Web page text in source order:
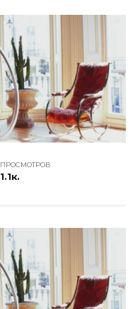
ПРОСМОТРОВ
1.1к.